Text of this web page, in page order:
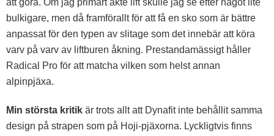
att göra. Om jag primärt åkte lift skulle jag se efter något lite
bulkigare, men då framförallt för att få en sko som är bättre
anpassat för den typen av slitage som det innebär att köra
varv på varv av liftburen åkning. Prestandamässigt håller
Radical Pro för att matcha vilken som helst annan
alpinpjäxa.
Min största kritik är trots allt att Dynafit inte behållit samma
design på strapen som på Hoji-pjäxorna. Lyckligtvis finns